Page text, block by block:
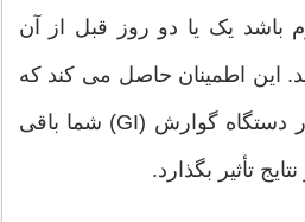
باشد یک یا دو روز قبل از آن
این اطمینان حاصل می کند که
هیچ غذای هضم نشده در دستگاه گوارش (GI) شما باقی
تأثیر بگذارد.